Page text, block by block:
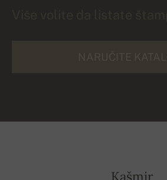
Kašmir